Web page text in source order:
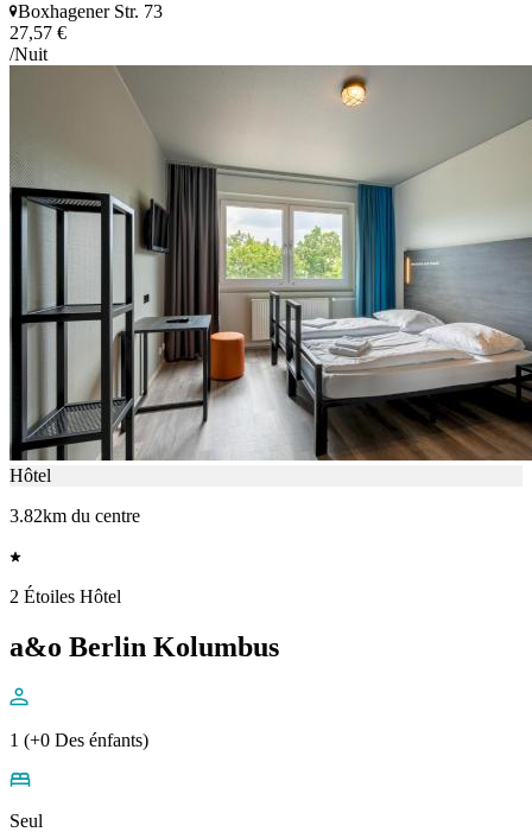
Boxhagener Str. 73
27,57 €
/Nuit
Hôtel
3.82km du centre
2 Étoiles Hôtel
a&o Berlin Kolumbus
1 (+0 Des énfants)
Seul